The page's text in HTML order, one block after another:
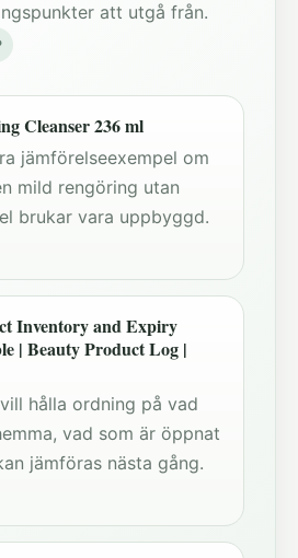
att utgå från.
Cleanser 236 ml
jämförelseexempel om
mild rengöring utan
brukar vara uppbyggd.
Inventory and Expiry
| Beauty Product Log |
hålla ordning på vad
vad som är öppnat
jämföras nästa gång.